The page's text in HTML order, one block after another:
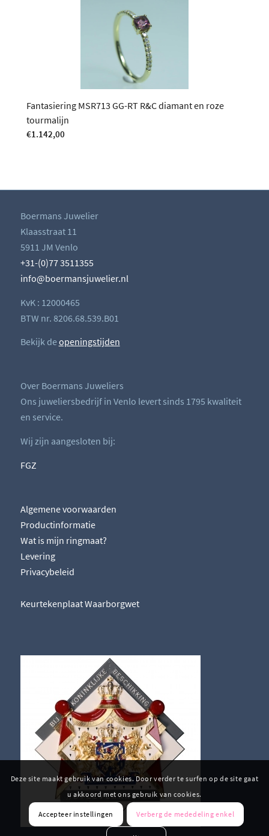
Fantasiering MSR713 GG-RT R&C diamant en roze
tourmalijn
€1.142,00
Boermans Juwelier
Klaasstraat 11
5911 JM Venlo
+31-(0)77 3511355
info@boermansjuwelier.nl
KvK : 12000465
BTW nr. 8206.68.539.B01
Bekijk deopeningstijden
Over Boermans Juweliers
Ons juweliersbedrijf in Venlo levert sinds 1795 kwaliteit
en service.
Wij zijn aangesloten bij:
FGZ
Algemene voorwaarden
Productinformatie
Wat is mijn ringmaat?
Levering
Privacybeleid
Keurtekenplaat Waarborgwet
Deze site maakt gebruik van cookies. Door verder te surfen op de site gaat
u akkoord met ons gebruik van cookies.
Accepteer instellingen Verberg de mededeling enkel